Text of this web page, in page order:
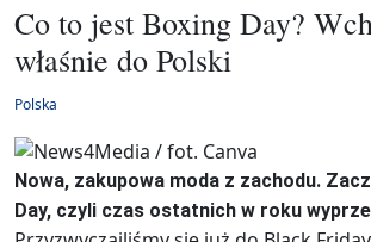
Co to jest Boxing Day?
właśnie do Polski
Polska
Nowa, zakupowa moda z zachodu.
Day, czyli czas ostatnich w roku